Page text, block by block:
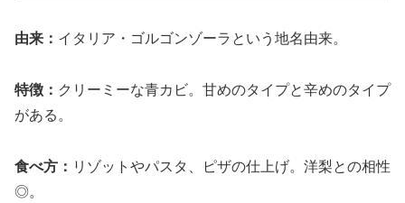
由来： イタリア・ゴルゴンゾーラという地名由来。
特徴： クリーミーな青カビ。甘めのタイプと辛めのタイプ
がある。
食べ方： リゾットやパスタ、ピザの仕上げ。洋梨との相性
◎。